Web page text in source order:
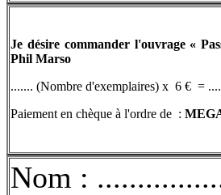
Je désire commander l'ouvrage «
Phil Marso
....... (Nombre d'exemplaires) x 6 € =
Paiement en chèque à l'ordre de :
Nom :